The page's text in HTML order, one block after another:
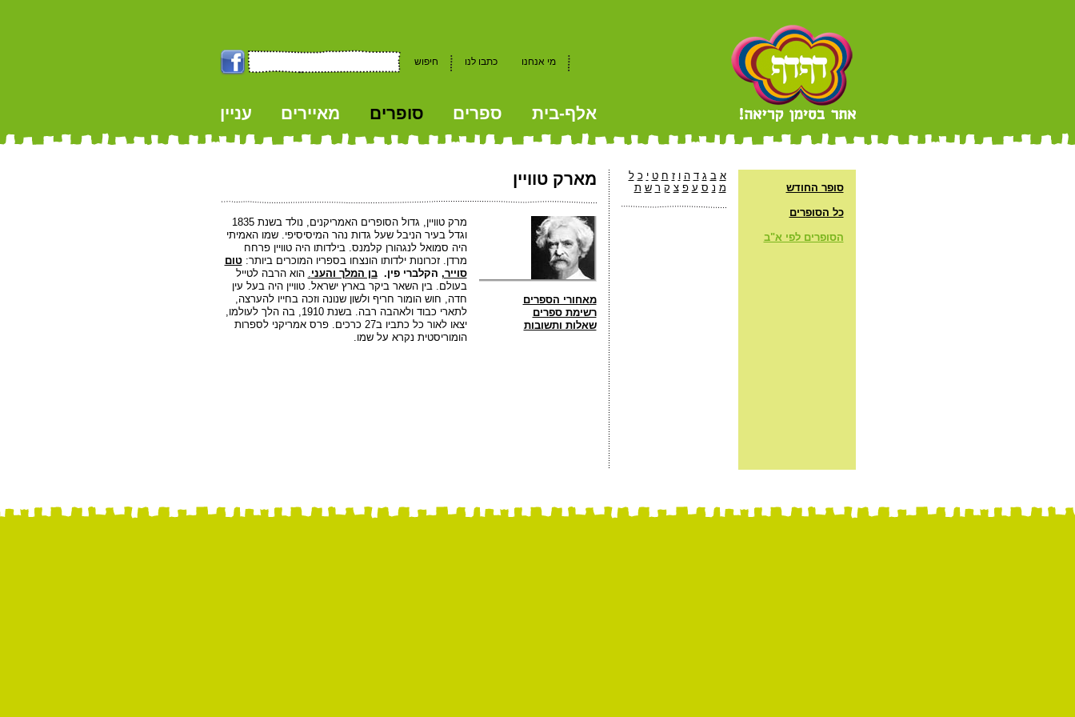
חיפוש כתבו לנו מי אנחנו
אלף-בית ספרים סופרים מאיירים עניין
סופר החודש
כל הסופרים
הסופרים לפי א"ב
א ב ג ד ה ו ז ח ט י כ ל
מ נ ס ע פ צ ק ר ש ת מארק טוויין
מאחורי הספרים
רשימת ספרים
שאלות ותשובות
מרק טוויין, גדול הסופרים האמריקנים, נולד בשנת 1835
וגדל בעיר הניבל שעל גדות נהר המיסיסיפי. שמו האמיתי
היה סמואל לנגהורן קלמנס. בילדותו היה טוויין פרחח
מרדן. זכרונות ילדותו הונצחו בספריו המוכרים ביותר:טום
סוייר, הקלברי פין.בן המלך והעני. הוא הרבה לטייל
בעולם. בין השאר ביקר בארץ ישראל. טוויין היה בעל עין
חדה, חוש הומור חריף ולשון שנונה וזכה בחייו להערצה,
לתארי כבוד ולאהבה רבה. בשנת 1910, בה הלך לעולמו,
יצאו לאור כל כתביו ב27 כרכים. פרס אמריקני לספרות
הומוריסטית נקרא על שמו.